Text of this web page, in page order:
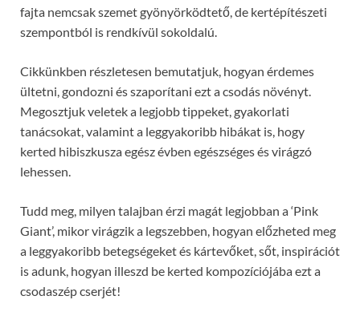
fajta nemcsak szemet gyönyörködtető, de kertépítészeti
szempontból is rendkívül sokoldalú.
Cikkünkben részletesen bemutatjuk, hogyan érdemes
ültetni, gondozni és szaporítani ezt a csodás növényt.
Megosztjuk veletek a legjobb tippeket, gyakorlati
tanácsokat, valamint a leggyakoribb hibákat is, hogy
kerted hibiszkusza egész évben egészséges és virágzó
lehessen.
Tudd meg, milyen talajban érzi magát legjobban a ‘Pink
Giant’, mikor virágzik a legszebben, hogyan előzheted meg
a leggyakoribb betegségeket és kártevőket, sőt, inspirációt
is adunk, hogyan illeszd be kerted kompozíciójába ezt a
csodaszép cserjét!